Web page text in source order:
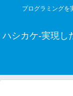
プログラミングを
ハシカケ-実現し